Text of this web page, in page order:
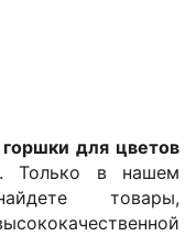
горшки для цветов
. Только в нашем
товары,